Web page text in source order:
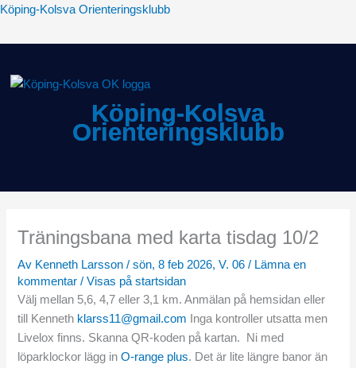
Hoppa
innehåll
Köping-Kolsva Orienteringsklubb
Köping-Kolsva
Orienteringsklubb
Meny
Träningsbana med karta tisdag 10/2
Av Kenneth Larsson/sön, 8 feb 2026, V. 06/ Lämna en
kommentar /Visas på startsidan
Välj mellan 5,6, 4,7 eller 3,1 km. Anmälan på hemsidan eller
till Kenneth klarss11@gmail.com Inga kontroller utsatta men
Livelox finns. Skanna QR-koden på kartan. Ni med
löparklockor lägg inO-range plus. Det är lite längre banor än